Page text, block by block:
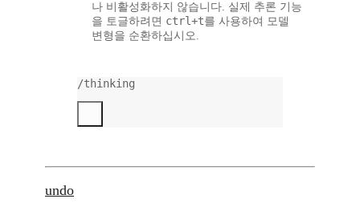
나 비활성화하지 않습니다. 실제 추론 기능
을 토글하려면 ctrl+t를 사용하여 모델
변형을 순환하십시오.
/thinking
undo